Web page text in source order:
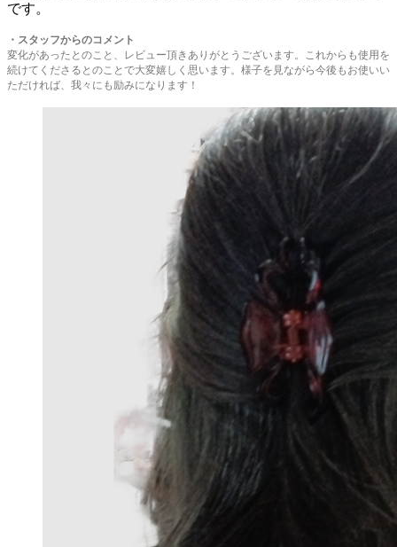
です。
・ スタッフからのコメント
変化があったとのこと、レビュー頂きありがとうございます。これからも使用を
続けてくださるとのことで大変嬉しく思います。様子を見ながら今後もお使いい
ただければ、我々にも励みになります！